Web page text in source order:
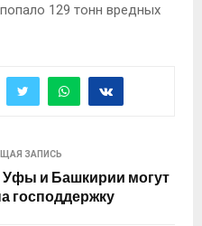
129 тонн вредных
ЗАПИСЬ
Уфы и Башкирии могут
господдержку